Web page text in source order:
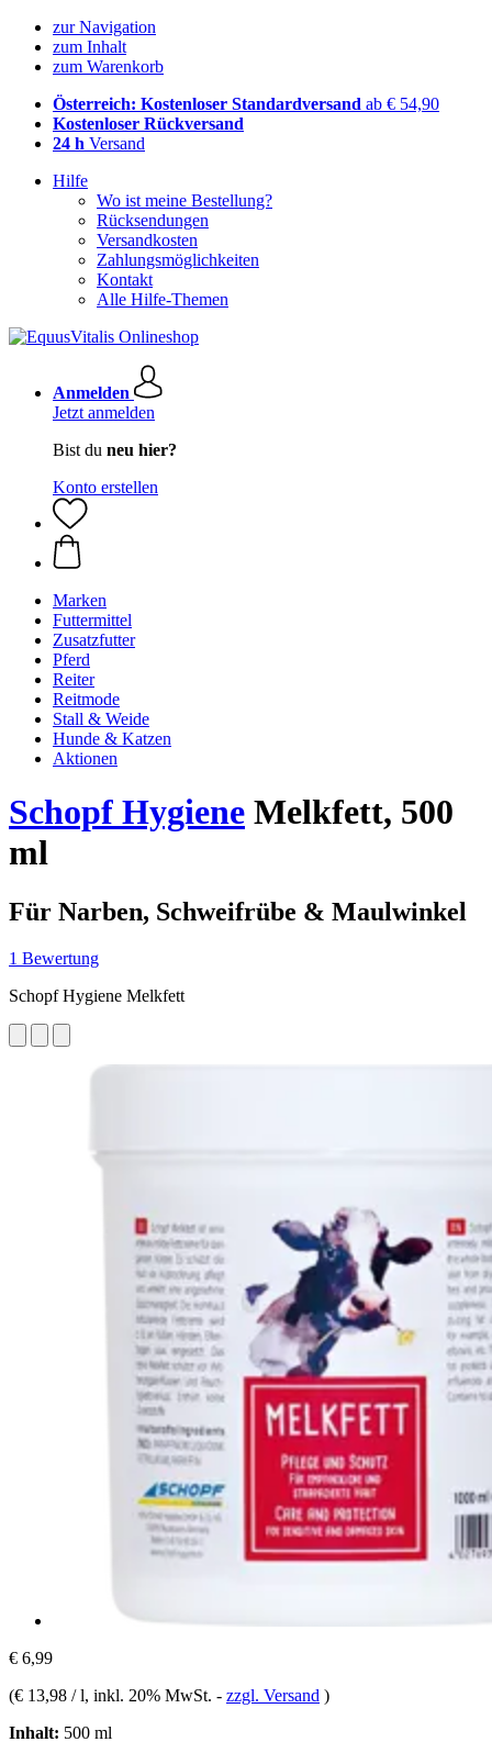
zur Navigation
zum Inhalt
zum Warenkorb
Österreich: Kostenloser Standardversand ab € 54,90
Kostenloser Rückversand
24 h Versand
Hilfe
Wo ist meine Bestellung?
Rücksendungen
Versandkosten
Zahlungsmöglichkeiten
Kontakt
Alle Hilfe-Themen
Anmelden
Jetzt anmelden
Bist du neu hier?
Konto erstellen
Marken
Futtermittel
Zusatzfutter
Pferd
Reiter
Reitmode
Stall & Weide
Hunde & Katzen
Aktionen
Schopf Hygiene Melkfett, 500
ml
Für Narben, Schweifrübe & Maulwinkel
1 Bewertung
Schopf Hygiene Melkfett
€ 6,99
(€ 13,98 / l, inkl. 20% MwSt. - zzgl. Versand )
Inhalt: 500 ml